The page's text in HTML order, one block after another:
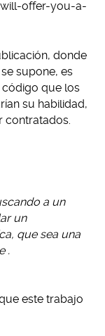
offer-you-a-
donde
supone, es
que los
su habilidad,
contratados.
a un
un
que sea una
.
este trabajo